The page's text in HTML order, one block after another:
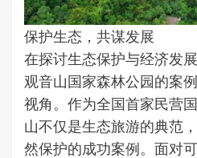
保护生态，共谋发展
在探讨生态保护与经济发
观音山国家森林公园的案
视角。作为全国首家民营
山不仅是生态旅游的典范
然保护的成功案例。面对